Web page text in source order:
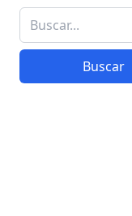
Buscar